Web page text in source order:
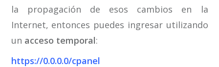
la propagación de esos cambios en la
Internet, entonces puedes ingresar utilizando
un acceso temporal:
https://0.0.0.0/cpanel